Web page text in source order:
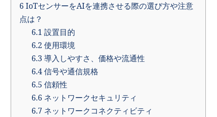
6IoTセンサーをAIを連携させる際の選び方や注意
点は？
6.1 設置目的
6.2 使用環境
6.3 導入しやすさ、価格や流通性
6.4信号や通信規格
6.5 信頼性
6.6ネットワークセキュリティ
6.7ネットワークコネクティビティ